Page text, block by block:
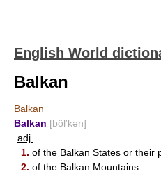
English World
Balkan
Balkan
Balkan [bôl′kən]
adj.
1. of the Balkan States or their
2. of the Balkan Mountains